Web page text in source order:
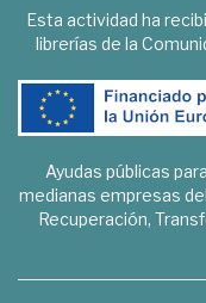
Esta actividad ha
librerías de la
Ayudas públicas
medianas empresas
Recuperación,